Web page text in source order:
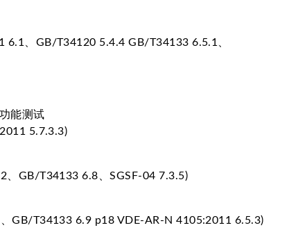
6.1、GB/T34120 5.4.4 GB/T34133 6.5.1、
能测试
5.7.3.3)
、GB/T34133 6.8、SGSF-04 7.3.5)
GB/T34133 6.9 p18 VDE-AR-N 4105:2011 6.5.3)